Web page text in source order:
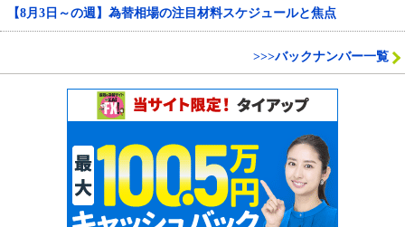
【8月3日～の週】為替相場の注目材料スケジュールと焦点
>>>バックナンバー一覧